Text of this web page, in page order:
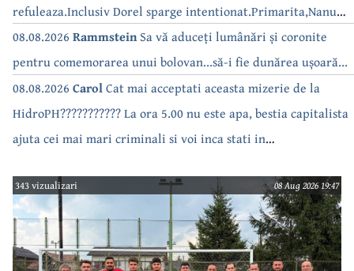
refuleaza.Inclusiv Dorel sparge intentionat.Primarita,Nanu
bea apa de la robinet.Asta as intreba o si pe Izabel Mitrea
08.08.2026 RammsteinSa vă aduceți lumânări și coronite
pentru comemorarea unui bolovan...să-i fie dunărea ușoară...
08.08.2026 CarolCat mai acceptati aceasta mizerie de la
HidroPH??????????? La ora 5.00 nu este apa, bestia capitalista
ajuta cei mai mari criminali si voi inca stati in
343 vizualizari 08 Aug 2026 19:47